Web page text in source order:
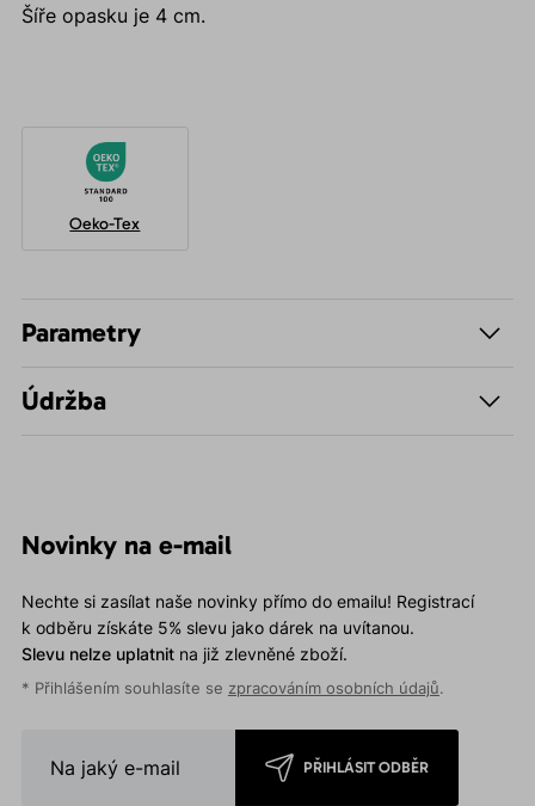
Šíře opasku je 4 cm.
Oeko-Tex
Parametry
Údržba
Novinky na e-mail
Nechte si zasílat naše novinky přímo do emailu! Registrací
k odběru získáte 5% slevu jako dárek na uvítanou.
Slevu nelze uplatnitna již zlevněné zboží.
* Přihlášením souhlasíte se zpracováním osobních údajů.
PŘIHLÁSIT ODBĚR